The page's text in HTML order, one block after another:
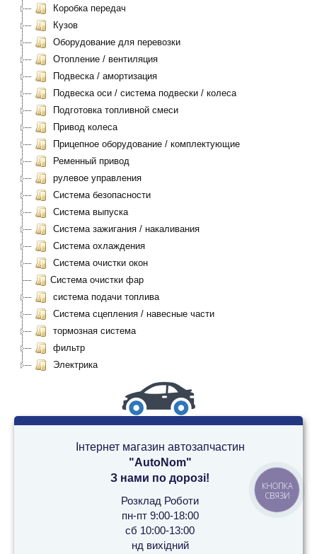
Коробка передач
Кузов
Оборудование для перевозки
Отопление / вентиляция
Подвеска / амортизация
Подвеска оси / система подвески / колеса
Подготовка топливной смеси
Привод колеса
Прицепное оборудование / комплектующие
Ременный привод
рулевое управления
Система безопасности
Система выпуска
Система зажигания / накаливания
Система охлаждения
Система очистки окон
Система очистки фар
система подачи топлива
Система сцепления / навесные части
тормозная система
фильтр
Электрика
Інтернет магазин автозапчастин
"AutoNom"
З нами по дорозі!
Розклад Роботи
пн-пт 9:00-18:00
сб 10:00-13:00
нд вихідний
КНОПКА
СВЯЗИ